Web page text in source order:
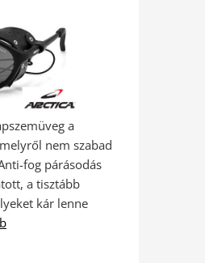
a
nem szabad
fog párásodás
a tisztább
kár lenne